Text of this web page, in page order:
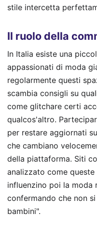
stile intercetta
Il ruolo della
In Italia esiste una
appassionati di moda
regolarmente questi
scambia consigli su
come glitchare certi
qualcos'altro.
per restare aggiornati
che cambiano
della piattaforma. Siti
analizzato come
influenzino poi la moda
confermando che non
bambini".